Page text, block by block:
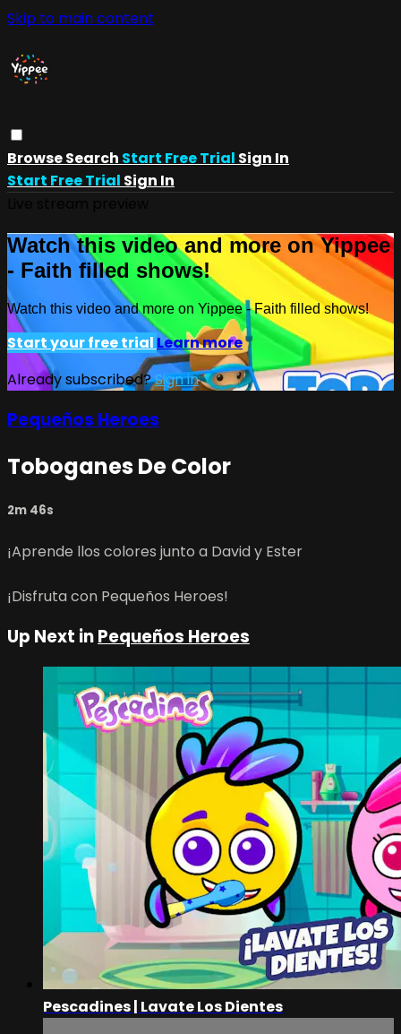
Skip to main content
BrowseSearch Start Free Trial Sign In
Start Free Trial Sign In
Watch this video and more on Yippee
- Faith filled shows!
Watch this video and more on Yippee - Faith filled shows!
Start your free trialLearn more
Already subscribed?Sign in
Pequeños Heroes
Toboganes De Color
2m 46s
¡Aprende llos colores junto a David y Ester
¡Disfruta con Pequeños Heroes!
Up Next inPequeños Heroes
Pescadines | Lavate Los Dientes